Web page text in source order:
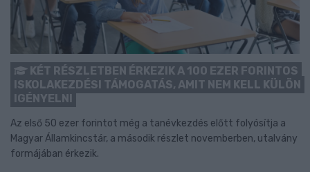
KÉT RÉSZLETBEN ÉRKEZIK A 100 EZER FORINTOS
ISKOLAKEZDÉSI TÁMOGATÁS, AMIT NEM KELL KÜLÖN
IGÉNYELNI
Az első 50 ezer forintot még a tanévkezdés előtt folyósítja a
Magyar Államkincstár, a második részlet novemberben, utalvány
formájában érkezik.